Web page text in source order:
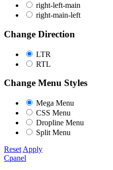
right-left-main
right-main-left
Change Direction
LTR
RTL
Change Menu Styles
Mega Menu
CSS Menu
Dropline Menu
Split Menu
Reset Apply
Cpanel